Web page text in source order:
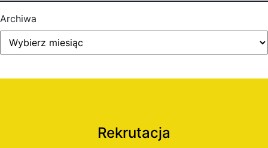
Archiwa
Rekrutacja